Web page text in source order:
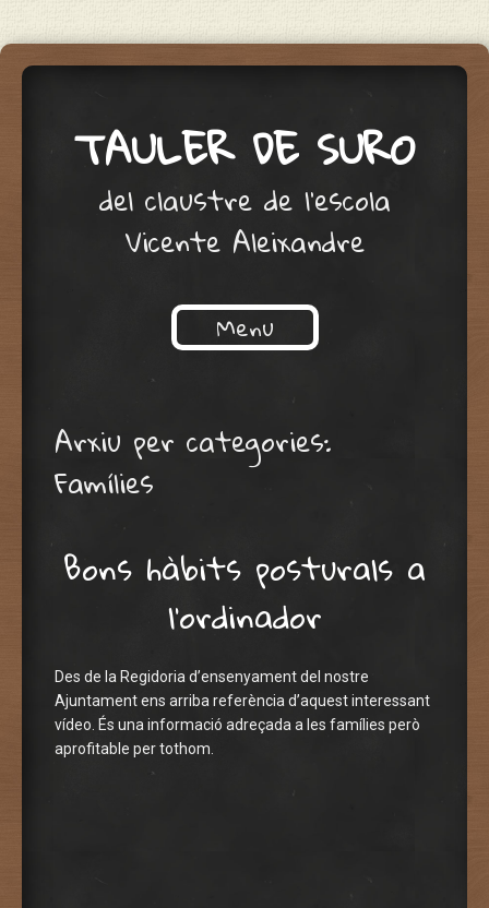
TAULER DE SURO
del claustre de l'escola
Vicente Aleixandre
Menu
Arxiu per categories:
Famílies
Bons hàbits posturals a
l’ordinador
Des de la Regidoria d’ensenyament del nostre
Ajuntament ens arriba referència d’aquest interessant
vídeo. És una informació adreçada a les famílies però
aprofitable per tothom.